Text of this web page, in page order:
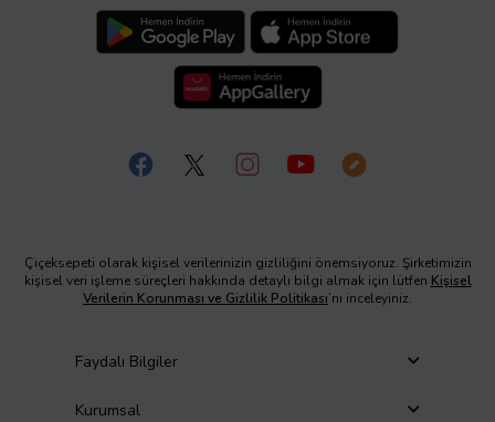
Çiçeksepeti olarak kişisel verilerinizin gizliliğini önemsiyoruz. Şirketimizin
kişisel veri işleme süreçleri hakkında detaylı bilgi almak için lütfen Kişisel
Verilerin Korunması ve Gizlilik Politikası’nı inceleyiniz.
Faydalı Bilgiler
Kurumsal